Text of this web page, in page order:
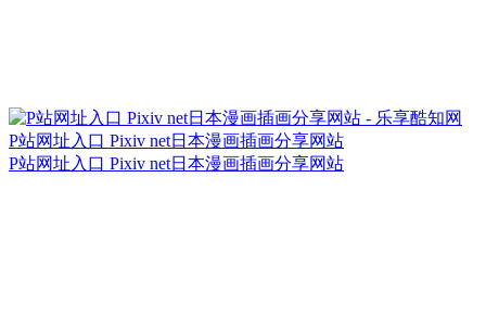
P站网址入口 Pixiv net日本漫画插画分享网站
P站网址入口 Pixiv net日本漫画插画分享网站